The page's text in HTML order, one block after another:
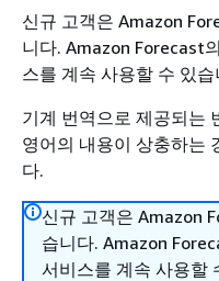
신규 고객은 Amazon
니다. Amazon Forecast
스를 계속 사용할 수 있습
기계 번역으로 제공되는
영어의 내용이 상충하는
다.
신규 고객은 Amazon
습니다. Amazon
서비스를 계속 사용할